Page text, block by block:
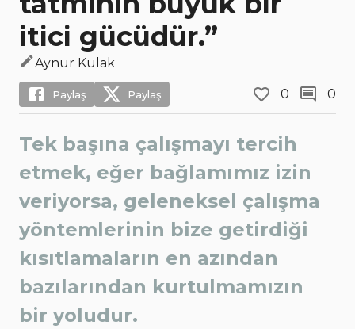
itici gücüdür.”
Aynur Kulak
Paylaş Paylaş 0 0
Tek başına çalışmayı tercih
etmek, eğer bağlamımız izin
veriyorsa, geleneksel çalışma
yöntemlerinin bize getirdiği
kısıtlamaların en azından
bazılarından kurtulmamızın
bir yoludur.